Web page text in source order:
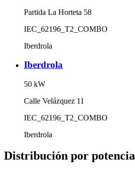
Partida La Horteta 58
IEC_62196_T2_COMBO
Iberdrola
Iberdrola
50 kW
Calle Velázquez 11
IEC_62196_T2_COMBO
Iberdrola
Distribución por potencia